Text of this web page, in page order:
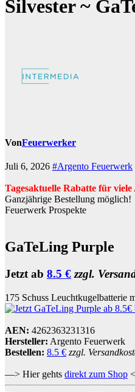
Silvester ~
VonFeuerwerker
Juli 6, 2026 #Argento Feuerwerk
Tagesaktuelle Rabatte für
Ganzjährige Bestellung möglich!
Feuerwerk Prospekte
GaTeLing Purple
Jetzt ab 8.5 € zzgl.
175 Schuss Leuchtkugelbatterie
AEN: 4262363231316
Hersteller: Argento Feuerwerk
Bestellen: 8.5 € zzgl.
—> Hier gehts direkt zum Shop